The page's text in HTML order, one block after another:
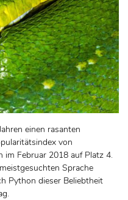
einen rasanten
von
im Februar 2018 auf Platz 4.
Sprache
Python dieser Beliebtheit